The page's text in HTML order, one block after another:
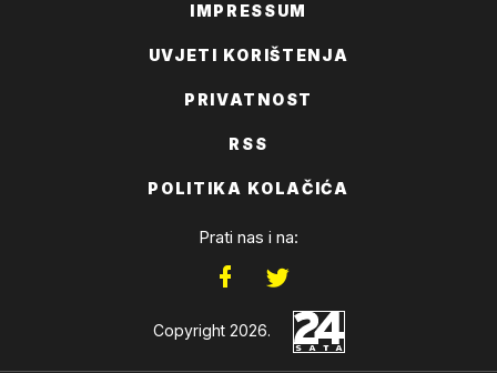
IMPRESSUM
UVJETI KORIŠTENJA
PRIVATNOST
RSS
POLITIKA KOLAČIĆA
Prati nas i na:
Copyright 2026.